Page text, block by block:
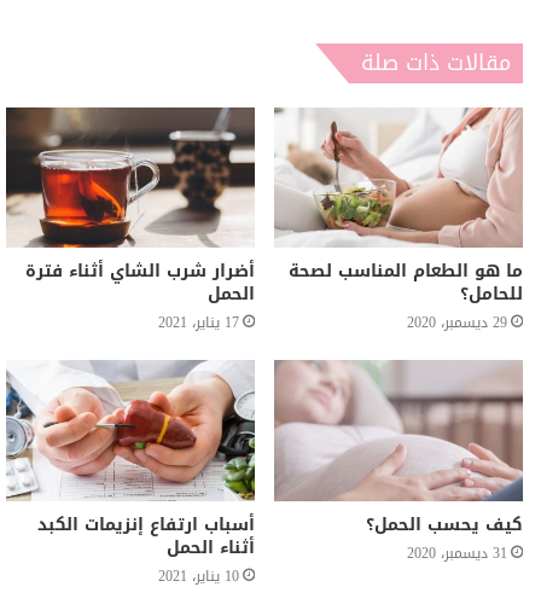
مقالات ذات صلة
ما هو الطعام المناسب لصحة
للحامل؟
29 ديسمبر، 2020
أضرار شرب الشاي أثناء فترة
الحمل
17 يناير، 2021
كيف يحسب الحمل؟
31 ديسمبر، 2020
أسباب ارتفاع إنزيمات الكبد
أثناء الحمل
10 يناير، 2021